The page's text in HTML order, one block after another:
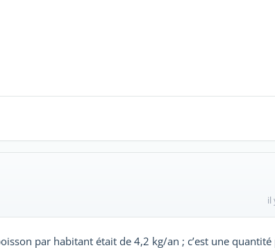
il
par habitant était de 4,2 kg/an ; c’est une